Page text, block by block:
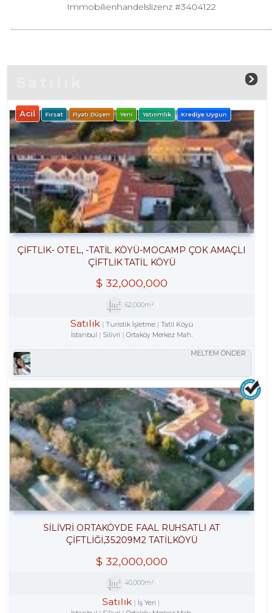
Immobilienhandelslizenz #3404122
Acil Fırsat Fiyatı Düşen Yeni Yatırımlık Krediye Uygun
ÇIFTLIK- OTEL, -TATIL KÖYÜ-MOCAMP ÇOK AMAÇLI
ÇIFTLIK TATIL KÖYÜ
$ 32,000,000
62,000m²
Satılık Turistik İşletme
Tatil Köyü
İstanbul
Silivri Ortaköy Merkez Mah.
MELTEM ÖNDER
SILIVRI ORTAKÖYDE FAAL RUHSATLI AT
ÇIFTLIĞI,35.209M2 TATILKÖYÜ
$ 32,000,000
40,000m²
Satılık
İş Yeri